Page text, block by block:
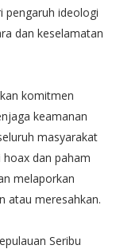
pengaruh ideologi
dan keselamatan
komitmen
keamanan
masyarakat
dan paham
melaporkan
atau meresahkan.
Seribu